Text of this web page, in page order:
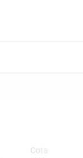
Cota